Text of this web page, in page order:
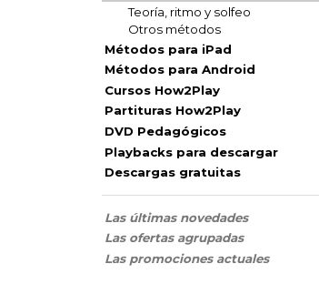
Teoría, ritmo y solfeo
Otros métodos
Métodos para iPad
Métodos para Android
Cursos How2Play
Partituras How2Play
DVD Pedagógicos
Playbacks para descargar
Descargas gratuitas
Las últimas novedades
Las ofertas agrupadas
Las promociones actuales